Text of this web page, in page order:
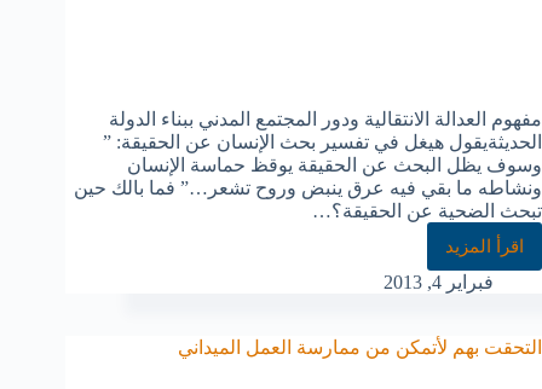
مفهوم العدالة الانتقالية ودور المجتمع المدني ببناء الدولة
الحديثةيقول هيغل في تفسير بحث الإنسان عن الحقيقة: ”
وسوف يظل البحث عن الحقيقة يوقظ حماسة الإنسان
ونشاطه ما بقي فيه عرق ينبض وروح تشعر…” فما بالك حين
تبحث الضحية عن الحقيقة؟…
اقرأ المزيد
فبراير 4, 2013
التحقت بهم لأتمكن من ممارسة العمل الميداني